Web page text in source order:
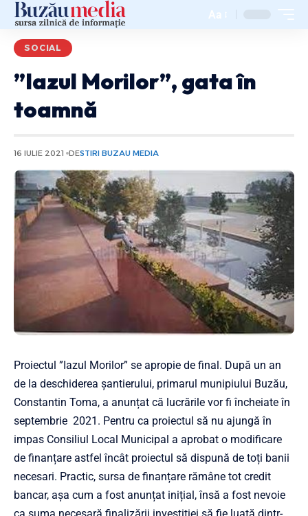
Aa
SOCIAL
”Iazul Morilor”, gata în
toamnă
16 IULIE 2021 DESTIRI BUZAU MEDIA
Proiectul ”Iazul Morilor” se apropie de final. După un an
de la deschiderea șantierului, primarul munipiului Buzău,
Constantin Toma, a anunțat că lucrările vor fi încheiate în
septembrie 2021. Pentru ca proiectul să nu ajungă în
impas Consiliul Local Municipal a aprobat o modificare
de finanțare astfel încât proiectul să dispună de toți banii
necesari. Practic, sursa de finanțare rămâne tot credit
bancar, așa cum a fost anunțat inițial, însă a fost nevoie